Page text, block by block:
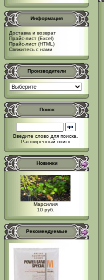
Информация
Доставка и возврат
Прайс-лист (Excel)
Прайс-лист (HTML)
Свяжитесь с нами
Производители
Поиск
Введите слово для поиска.
Расширенный поиск
Новинки
Марсилия
10 руб.
Рекомендуемые